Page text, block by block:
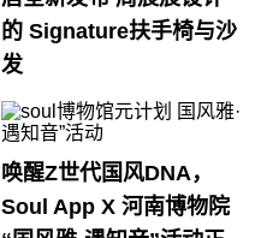
的 Signature扶手椅与沙
发
唤醒Z世代国风DNA，
Soul App X 河南博物院